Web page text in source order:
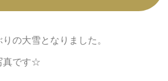
の大雪となりました。
真です☆